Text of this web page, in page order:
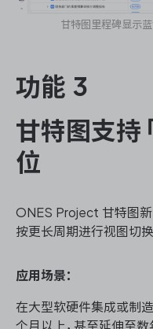
甘特图里程碑显示
功能 3
甘特图支持
位
ONES Project 甘特图
按更长周期进行视图切换
应用场景：
在大型软硬件集成或制
个月以上，甚至延伸至数